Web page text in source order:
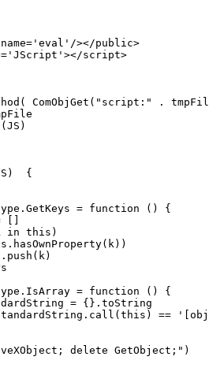
></public>
script>
ComObjGet("script:" .
{
= function () {
[]
in this)
= function () {
= {}.toString
==
delete GetObject;")